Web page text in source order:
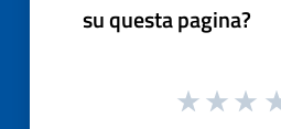
su questa pagina?